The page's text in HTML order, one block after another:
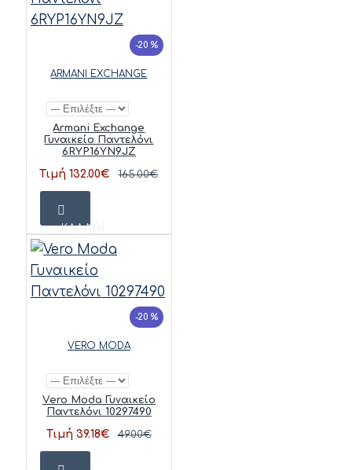
-20 %
ARMANI EXCHANGE
Armani Exchange
Γυναικείο Παντελόνι
6RYP16YN9JZ
Τιμή 132.00€ 165.00€
ΚΑΛΆΘΙ
-20 %
VERO MODA
Vero Moda Γυναικείο
Παντελόνι 10297490
Τιμή 39.18€ 49.00€